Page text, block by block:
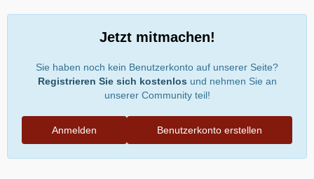
Jetzt mitmachen!
Sie haben noch kein Benutzerkonto auf unserer Seite?
Registrieren Sie sich kostenlos und nehmen Sie an
unserer Community teil!
Benutzerkonto erstellen
Anmelden